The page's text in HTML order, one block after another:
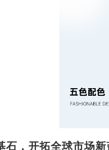
石，开拓全球市场新